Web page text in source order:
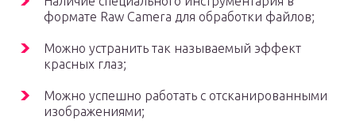
формате Raw Camera для обработки файлов;
Можно устранить так называемый эффект
красных глаз;
Можно успешно работать с отсканированными
изображениями;